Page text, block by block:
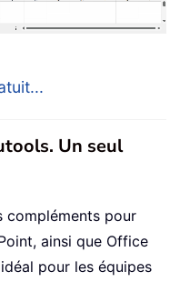
Un seul
compléments pour
ainsi que Office
pour les équipes